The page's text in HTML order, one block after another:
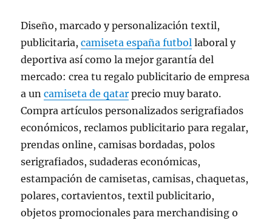
Diseño, marcado y personalización textil,
publicitaria,camiseta españa futbol laboral y
deportiva así como la mejor garantía del
mercado: crea tu regalo publicitario de empresa
a uncamiseta de qatar precio muy barato.
Compra artículos personalizados serigrafiados
económicos, reclamos publicitario para regalar,
prendas online, camisas bordadas, polos
serigrafiados, sudaderas económicas,
estampación de camisetas, camisas, chaquetas,
polares, cortavientos, textil publicitario,
objetos promocionales para merchandising o